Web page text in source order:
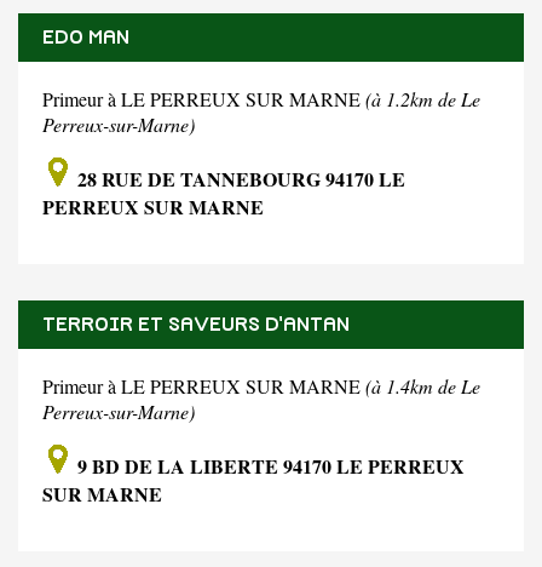
EDO MAN
Primeur à LE PERREUX SUR MARNE(à 1.2km de Le
Perreux-sur-Marne)
28 RUE DE TANNEBOURG 94170 LE
PERREUX SUR MARNE
TERROIR ET SAVEURS D'ANTAN
Primeur à LE PERREUX SUR MARNE(à 1.4km de Le
Perreux-sur-Marne)
9 BD DE LA LIBERTE 94170 LE PERREUX
SUR MARNE